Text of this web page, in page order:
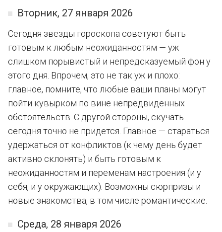
Вторник, 27 января 2026
Сегодня звезды гороскопа советуют быть
готовым к любым неожиданностям — уж
слишком порывистый и непредсказуемый фон у
этого дня. Впрочем, это не так уж и плохо:
главное, помните, что любые ваши планы могут
пойти кувырком по вине непредвиденных
обстоятельств. С другой стороны, скучать
сегодня точно не придется. Главное — стараться
удержаться от конфликтов (к чему день будет
активно склонять) и быть готовым к
неожиданностям и переменам настроения (и у
себя, и у окружающих). Возможны сюрпризы и
новые знакомства, в том числе романтические.
Среда, 28 января 2026